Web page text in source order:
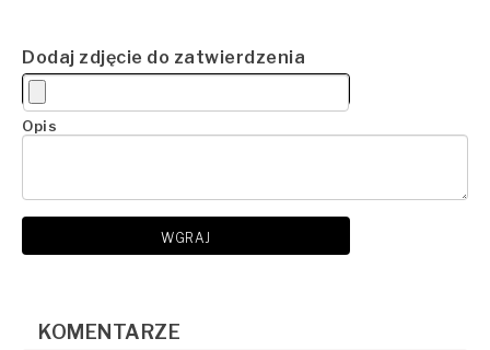
Dodaj zdjęcie do zatwierdzenia
Opis
WGRAJ
KOMENTARZE